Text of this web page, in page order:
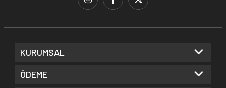
KURUMSAL
ÖDEME